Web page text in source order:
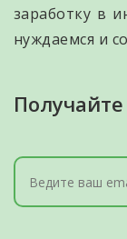
заработку в
нуждаемся и